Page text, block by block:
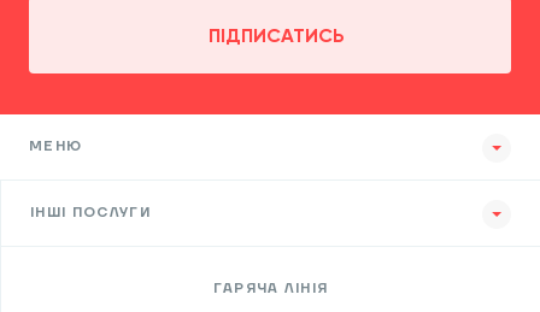
ПІДПИСАТИСЬ
МЕНЮ
ІНШІ ПОСЛУГИ
ГАРЯЧА ЛІНІЯ